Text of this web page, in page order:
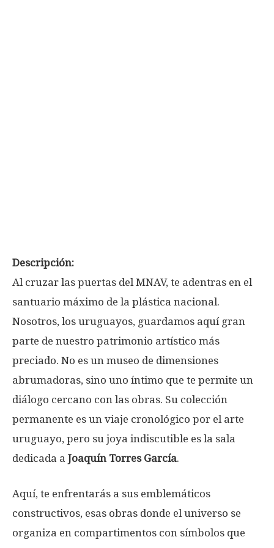
Descripción:
Al cruzar las puertas del MNAV, te adentras en el
santuario máximo de la plástica nacional.
Nosotros, los uruguayos, guardamos aquí gran
parte de nuestro patrimonio artístico más
preciado. No es un museo de dimensiones
abrumadoras, sino uno íntimo que te permite un
diálogo cercano con las obras. Su colección
permanente es un viaje cronológico por el arte
uruguayo, pero su joya indiscutible es la sala
dedicada a Joaquín Torres García.
Aquí, te enfrentarás a sus emblemáticos
constructivos, esas obras donde el universo se
organiza en compartimentos con símbolos que